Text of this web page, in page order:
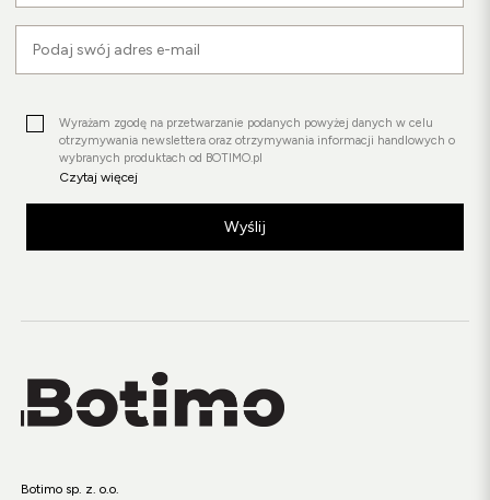
Wyrażam zgodę na przetwarzanie podanych powyżej danych w celu
otrzymywania newslettera oraz otrzymywania informacji handlowych o
wybranych produktach od BOTIMO.pl
Czytaj więcej
Wyślij
Botimo sp. z. o.o.